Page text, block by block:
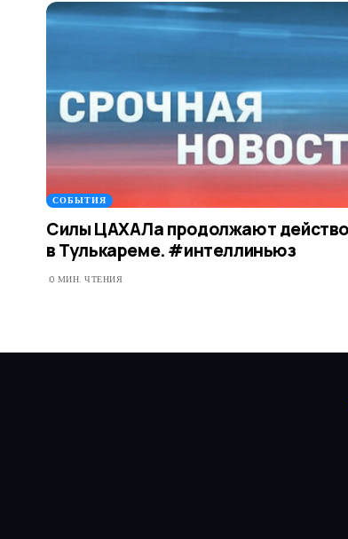
СОБЫТИЯ
Силы ЦАХАЛа продолжают
в Тулькареме. #интеллиньюз
0 МИН. ЧТЕНИЯ